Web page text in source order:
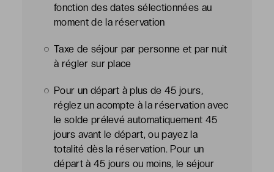
fonction des dates sélectionnées au
moment de la réservation
Taxe de séjour par personne et par nuit
à régler sur place
Pour un départ à plus de 45 jours,
réglez un acompte à la réservation avec
le solde prélevé automatiquement 45
jours avant le départ, ou payez la
totalité dès la réservation. Pour un
départ à 45 jours ou moins, le séjour